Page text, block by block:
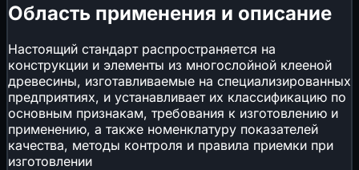
Область применения и описание
Настоящий стандарт распространяется на
конструкции и элементы из многослойной клееной
древесины, изготавливаемые на специализированных
предприятиях, и устанавливает их классификацию по
основным признакам, требования к изготовлению и
применению, а также номенклатуру показателей
качества, методы контроля и правила приемки при
изготовлении